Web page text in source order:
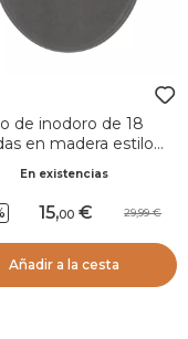
de inodoro de 18
en madera estilo
En existencias
15,00 29,99
Añadir a la cesta